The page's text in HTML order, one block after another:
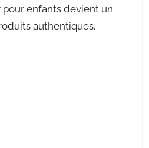
pour enfants devient un
authentiques.